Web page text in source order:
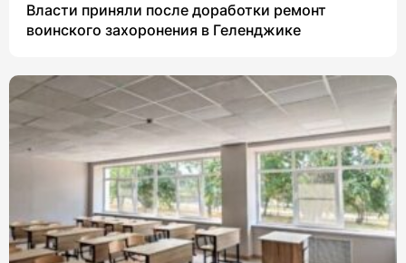
Власти приняли после доработки ремонт
воинского захоронения в Геленджике